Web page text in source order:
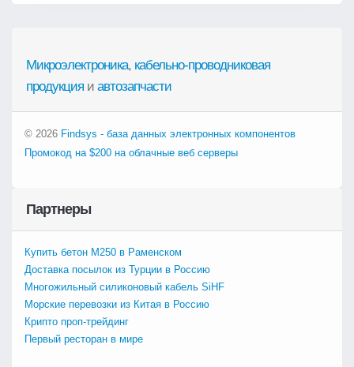
Микроэлектроника, кабельно-проводниковая
продукция и автозапчасти
© 2026 Findsys - база данных электронных компонентов
Промокод на $200 на облачные веб серверы
Партнеры
Купить бетон М250 в Раменском
Доставка посылок из Турции в Россию
Многожильный силиконовый кабель SiHF
Морские перевозки из Китая в Россию
Крипто проп-трейдинг
Первый ресторан в мире